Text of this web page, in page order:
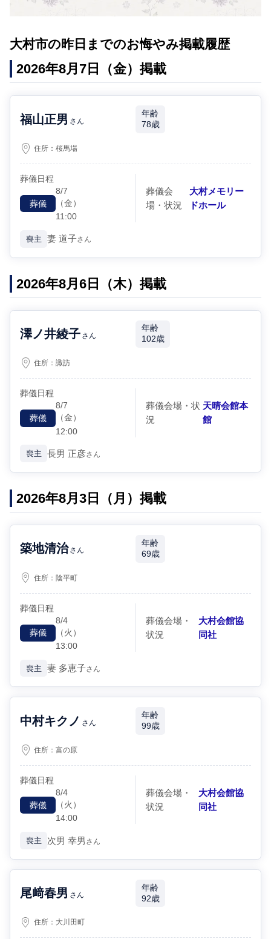
大村市の昨日までのお悔やみ掲載履歴
2026年8月7日（金）掲載
福山正男 さん
年齢
78歳
住所：桜馬場
葬儀日程
葬儀
8/7
（金）
11:00
葬儀会
場・状況
大村メモリー
ドホール
喪主 妻 道子さん
2026年8月6日（木）掲載
澤ノ井綾子 さん
年齢
102歳
住所：諏訪
葬儀日程
葬儀
8/7
（金）
12:00
葬儀会場・状
況
天晴会館本
館
喪主 長男 正彦さん
2026年8月3日（月）掲載
築地清治 さん
年齢
69歳
住所：陰平町
葬儀日程
葬儀
8/4
（火）
13:00
葬儀会場・
状況
大村会館協
同社
喪主 妻 多恵子さん
中村キクノ さん
年齢
99歳
住所：富の原
葬儀日程
葬儀
8/4
（火）
14:00
葬儀会場・
状況
大村会館協
同社
喪主 次男 幸男 さん
尾﨑春男 さん
年齢
92歳
住所： 大川田町